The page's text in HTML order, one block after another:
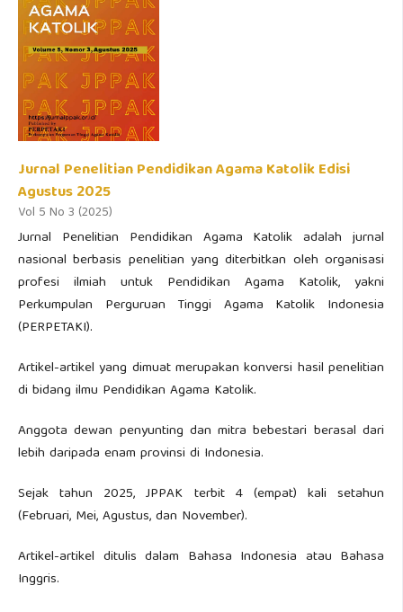
Jurnal Penelitian Pendidikan Agama Katolik Edisi
Agustus 2025
Vol 5 No 3 (2025)
Jurnal Penelitian Pendidikan Agama Katolik adalah jurnal
nasional berbasis penelitian yang diterbitkan oleh organisasi
profesi ilmiah untuk Pendidikan Agama Katolik, yakni
Perkumpulan Perguruan Tinggi Agama Katolik Indonesia
(PERPETAKI).
Artikel-artikel yang dimuat merupakan konversi hasil penelitian
di bidang ilmu Pendidikan Agama Katolik.
Anggota dewan penyunting dan mitra bebestari berasal dari
lebih daripada enam provinsi di Indonesia.
Sejak tahun 2025, JPPAK terbit 4 (empat) kali setahun
(Februari, Mei, Agustus, dan November).
Artikel-artikel ditulis dalam Bahasa Indonesia atau Bahasa
Inggris.